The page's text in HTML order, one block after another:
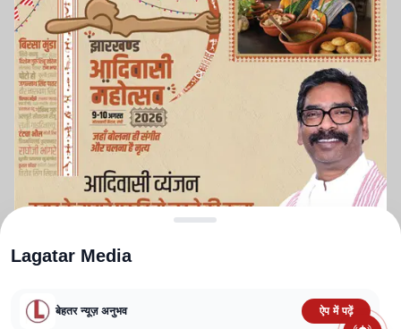
Lagatar Media
बेहतर न्यूज़ अनुभव ऐप में पढ़ें